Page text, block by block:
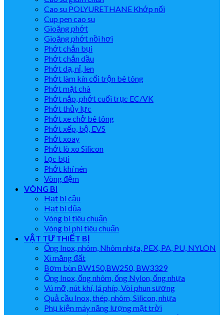
Cao su POLYURETHANE Khớp nối
Cup pen cao su
Gioăng phớt
Gioăng phớt nồi hơi
Phớt chắn bụi
Phớt chắn dầu
Phớt dạ, nỉ, len
Phớt làm kín cối trộn bê tông
Phớt mặt chà
Phớt nắp, phớt cuối trục EC/VK
Phớt thủy lực
Phớt xe chở bê tông
Phớt xếp, bộ, EVS
Phớt xoay
Phớt lò xo Silicon
Lọc bụi
Phớt khí nén
Vòng đệm
VÒNG BI
Hạt bi cầu
Hạt bi đũa
Vòng bi tiêu chuẩn
Vòng bi phi tiêu chuẩn
VẬT TƯ THIẾT BỊ
Ống Inox, nhôm, Nhôm nhựa, PEX, PA, PU, NYLON
Xi măng đất
Bơm bùn BW150,BW250, BW3329
Ống Inox, ống nhôm, ống Nylon, ống nhựa
Vú mỡ, nút khí, lá phíp, Vòi phun sương
Quả cầu Inox, thép, nhôm, Silicon, nhựa
Phụ kiện máy năng lượng mặt trời